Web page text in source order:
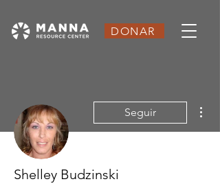
DONAR
Seguir
Shelley Budzinski